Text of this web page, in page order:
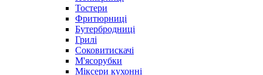
Тостери
Фритюрниці
Бутербродниці
Грилі
Соковитискачі
М'ясорубки
Міксери кухонні